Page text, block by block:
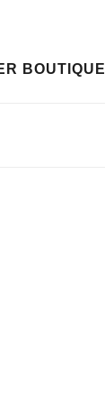
BOUTIQUE